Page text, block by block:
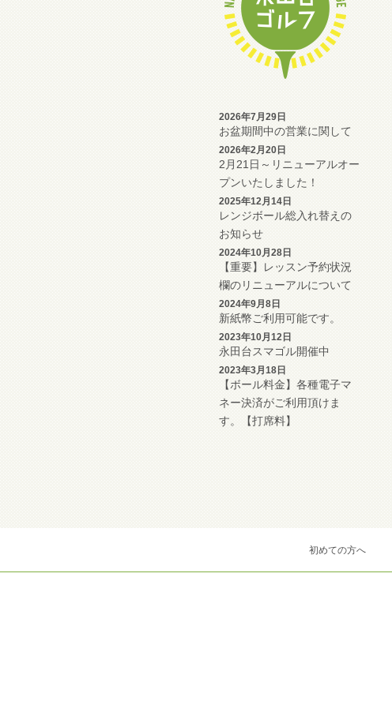
2026年7月29日
お盆期間中の営業に関して
2026年2月20日
2月21日～リニューアルオー
プンいたしました！
2025年12月14日
レンジボール総入れ替えの
お知らせ
2024年10月28日
【重要】レッスン予約状況
欄のリニューアルについて
2024年9月8日
新紙幣ご利用可能です。
2023年10月12日
永田台スマゴル開催中
2023年3月18日
【ボール料金】各種電子マ
ネー決済がご利用頂けま
す。【打席料】
初めての方へ